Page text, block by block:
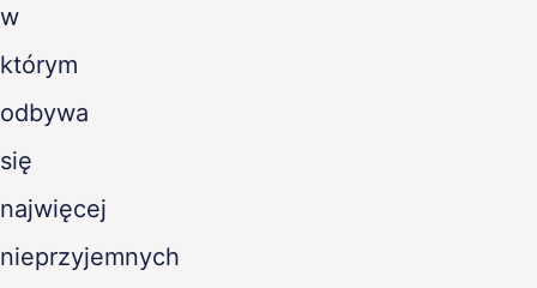
w
którym
odbywa
się
najwięcej
nieprzyjemnych